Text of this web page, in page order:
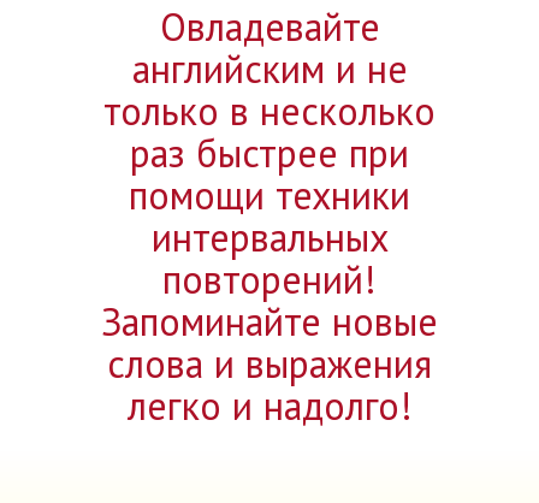
Овладевайте
английским и не
только в несколько
раз быстрее при
помощи техники
интервальных
повторений!
Запоминайте новые
слова и выражения
легко и надолго!